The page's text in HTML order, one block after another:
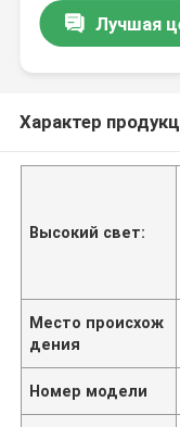
Лучшая
Характер
Высокий свет:
Место происхож
дения
Номер модели